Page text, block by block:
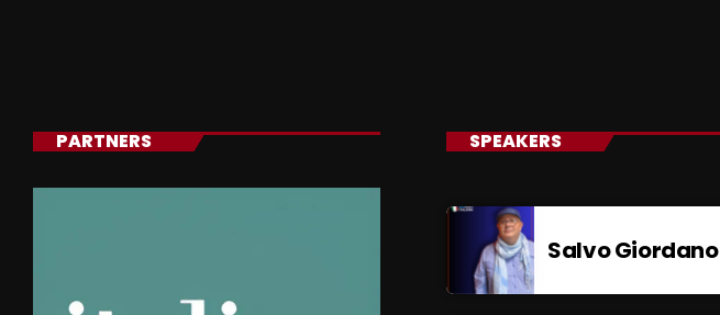
PARTNERS SPEAKERS
Salvo Giordano